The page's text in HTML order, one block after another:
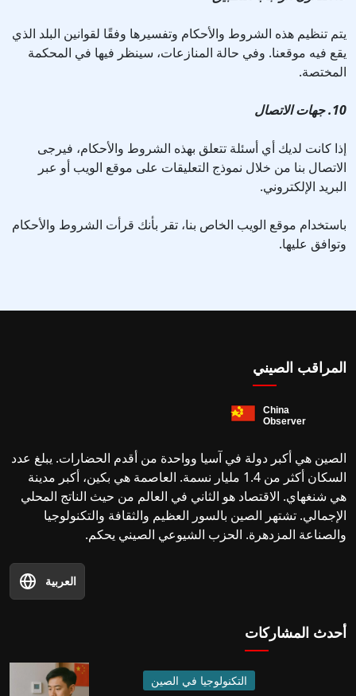
يتم تنظيم هذه الشروط والأحكام وتفسيرها وفقًا لقوانين البلد الذي
يقع فيه موقعنا. وفي حالة المنازعات، سينظر فيها في المحكمة
المختصة.
10. جهات الاتصال
إذا كانت لديك أي أسئلة تتعلق بهذه الشروط والأحكام، فيرجى
الاتصال بنا من خلال نموذج التعليقات على موقع الويب أو عبر
البريد الإلكتروني.
باستخدام موقع الويب الخاص بنا، تقر بأنك قرأت الشروط والأحكام
وتوافق عليها.
المراقب الصيني
الصين هي أكبر دولة في آسيا وواحدة من أقدم الحضارات. يبلغ عدد
السكان أكثر من 1.4 مليار نسمة. العاصمة هي بكين، أكبر مدينة
هي شنغهاي. الاقتصاد هو الثاني في العالم من حيث الناتج المحلي
الإجمالي. تشتهر الصين بالسور العظيم والثقافة والتكنولوجيا
والصناعة المزدهرة. الحزب الشيوعي الصيني يحكم.
العربية
أحدث المشاركات
التكنولوجيا في الصين